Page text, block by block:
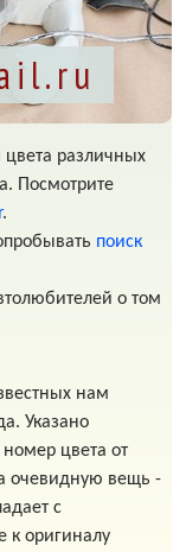
различных
Посмотрите
.
поиск
о том
нам
Указано
цвета от
очевидную вещь -
с
к оригиналу